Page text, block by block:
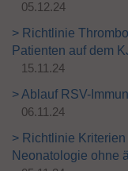
05.12.24
> Richtlinie
Patienten auf dem
15.11.24
> Ablauf RSV-
06.11.24
> Richtlinie
Neonatologie ohne